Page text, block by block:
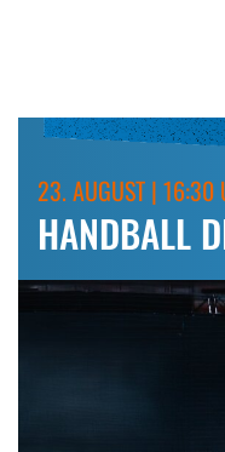
23. AUGUST | 16:30
HANDBALL